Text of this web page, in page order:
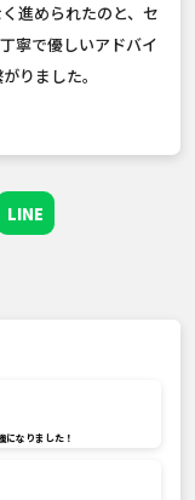
進められたのと、セ
寧で優しいアドバイ
りました。
LINE
になりました！